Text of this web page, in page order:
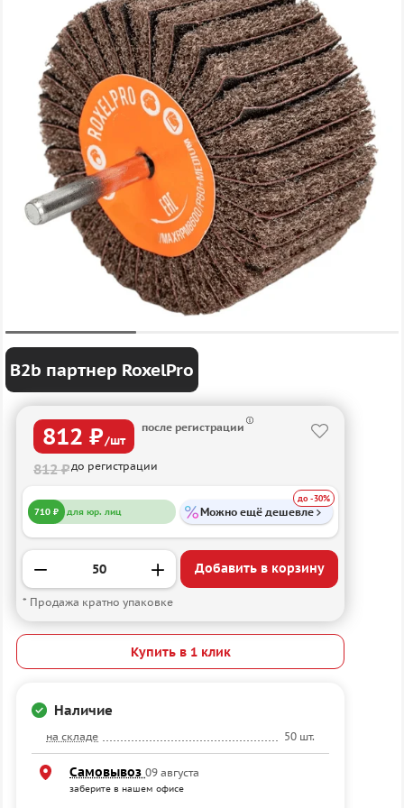
B2b партнер RoxelPro
812 ₽/шт
после регистрации
812 ₽до регистрации
710 ₽ для юр. лиц Можно ещё дешевле
до -30%
Добавить в корзину
* Продажа кратно упаковке
Купить в 1 клик
Наличие
на складе 50 шт.
Самовывоз 09 августа
заберите в нашем офисе